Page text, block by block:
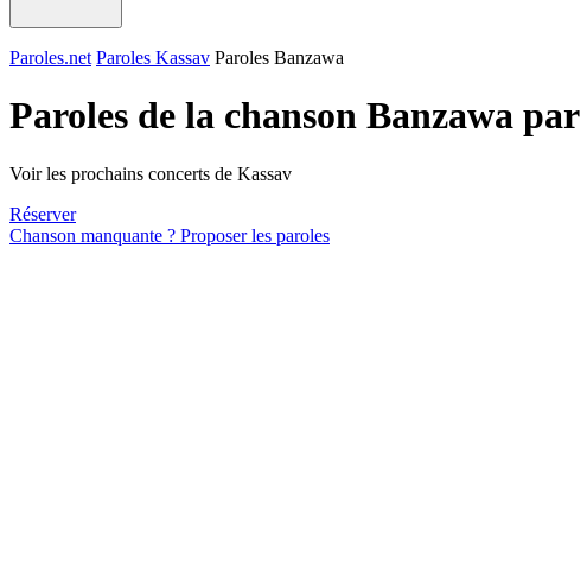
Paroles.net Paroles Kassav Paroles Banzawa
Paroles de la chanson Banzawa par
Voir les prochains concerts de Kassav
Réserver
Chanson manquante ? Proposer les paroles